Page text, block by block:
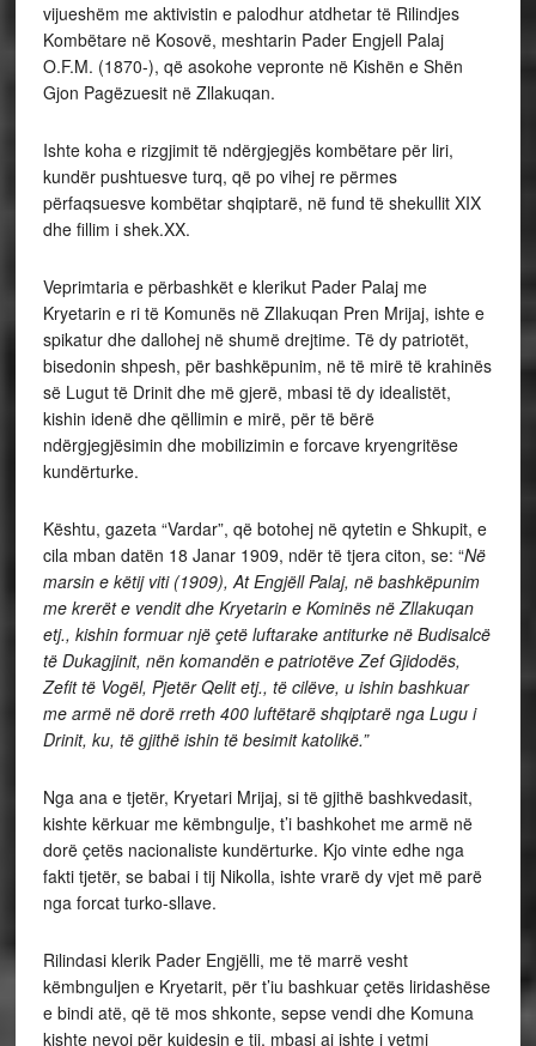
vijueshëm me aktivistin e palodhur atdhetar të Rilindjes
Kombëtare në Kosovë, meshtarin Pader Engjell Palaj
O.F.M. (1870-), që asokohe vepronte në Kishën e Shën
Gjon Pagëzuesit në Zllakuqan.
Ishte koha e rizgjimit të ndërgjegjës kombëtare për liri,
kundër pushtuesve turq, që po vihej re përmes
përfaqsuesve kombëtar shqiptarë, në fund të shekullit XIX
dhe fillim i shek.XX.
Veprimtaria e përbashkët e klerikut Pader Palaj me
Kryetarin e ri të Komunës në Zllakuqan Pren Mrijaj, ishte e
spikatur dhe dallohej në shumë drejtime. Të dy patriotët,
bisedonin shpesh, për bashkëpunim, në të mirë të krahinës
së Lugut të Drinit dhe më gjerë, mbasi të dy idealistët,
kishin idenë dhe qëllimin e mirë, për të bërë
ndërgjegjësimin dhe mobilizimin e forcave kryengritëse
kundërturke.
Kështu, gazeta “Vardar”, që botohej në qytetin e Shkupit, e
cila mban datën 18 Janar 1909, ndër të tjera citon, se: “Në
marsin e këtij viti (1909), At Engjëll Palaj, në bashkëpunim
me krerët e vendit dhe Kryetarin e Kominës në Zllakuqan
etj., kishin formuar një çetë luftarake antiturke në Budisalcë
të Dukagjinit, nën komandën e patriotëve Zef Gjidodës,
Zefit të Vogël, Pjetër Qelit etj., të cilëve, u ishin bashkuar
me armë në dorë rreth 400 luftëtarë shqiptarë nga Lugu i
Drinit, ku, të gjithë ishin të besimit katolikë.”
Nga ana e tjetër, Kryetari Mrijaj, si të gjithë bashkvedasit,
kishte kërkuar me këmbngulje, t’i bashkohet me armë në
dorë çetës nacionaliste kundërturke. Kjo vinte edhe nga
fakti tjetër, se babai i tij Nikolla, ishte vrarë dy vjet më parë
nga forcat turko-sllave.
Rilindasi klerik Pader Engjëlli, me të marrë vesht
këmbnguljen e Kryetarit, për t’iu bashkuar çetës liridashëse
e bindi atë, që të mos shkonte, sepse vendi dhe Komuna
kishte nevoj për kujdesin e tij, mbasi ai ishte i vetmi